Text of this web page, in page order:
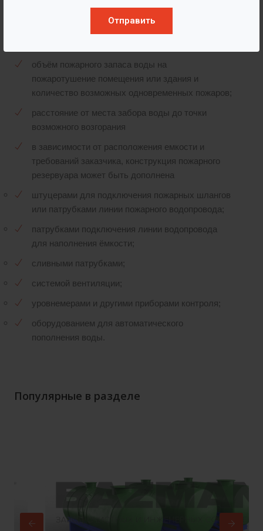
Отправить
соответствующих ГОСТов, ППБ и СНиП. При
подготовке проекта учитывается:
объём пожарного запаса воды на
пожаротушение помещения или здания и
количество возможных одновременных пожаров;
расстояние от места забора воды до точки
возможного возгорания
в зависимости от расположения емкости и
требований заказчика, конструкция пожарного
резервуара может быть дополнена
штуцерами для подключения пожарных шлангов
или патрубками линии пожарного водопровода;
патрубками подключения линии водопровода
для наполнения ёмкости;
сливными патрубками;
системой вентиляции;
уровнемерами и другими приборами контроля;
оборудованием для автоматического
пополнения воды.
Популярные в разделе